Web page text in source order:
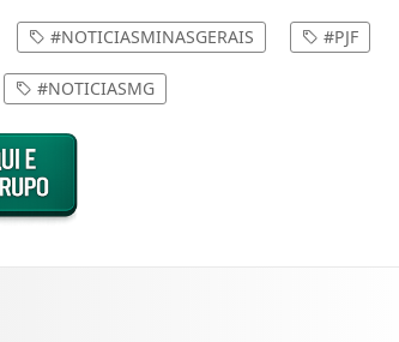
#NOTICIASMINASGERAIS #PJF
#NOTICIASMG